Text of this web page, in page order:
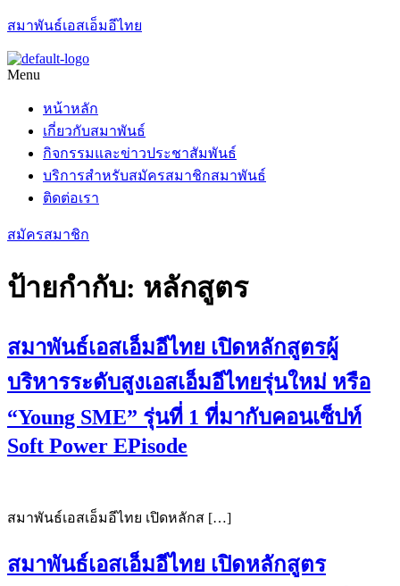
สมาพันธ์เอสเอ็มอีไทย
Menu
หน้าหลัก
เกี่ยวกับสมาพันธ์
กิจกรรมและข่าวประชาสัมพันธ์
บริการสำหรับสมัครสมาชิกสมาพันธ์
ติดต่อเรา
สมัครสมาชิก
ป้ายกำกับ: หลักสูตร
สมาพันธ์เอสเอ็มอีไทย เปิดหลักสูตรผู้
บริหารระดับสูงเอสเอ็มอีไทยรุ่นใหม่ หรือ
“Young SME” รุ่นที่ 1 ที่มากับคอนเซ็ปท์
Soft Power EPisode
สมาพันธ์เอสเอ็มอีไทย เปิดหลักส […]
สมาพันธ์เอสเอ็มอีไทย เปิดหลักสูตร